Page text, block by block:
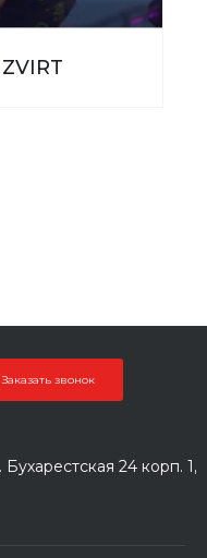
Заказать звонок
24 корп. 1,